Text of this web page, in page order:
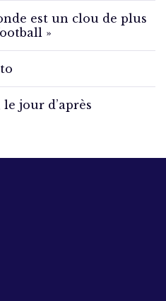
est un clou de plus
»
jour d’après